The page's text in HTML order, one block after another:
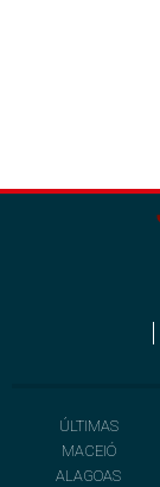
ÚLTIMAS
MACEIÓ
ALAGOAS